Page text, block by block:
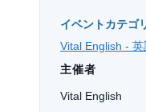
イベントカテゴ
Vital English - 英
主催者
Vital English